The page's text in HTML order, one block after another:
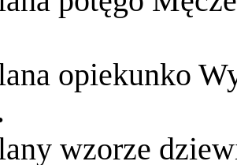
opiekunko
wzorze